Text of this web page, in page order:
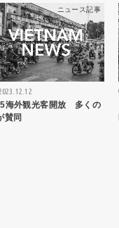
ニュース記事
海外観光客開放 多くの
賛同